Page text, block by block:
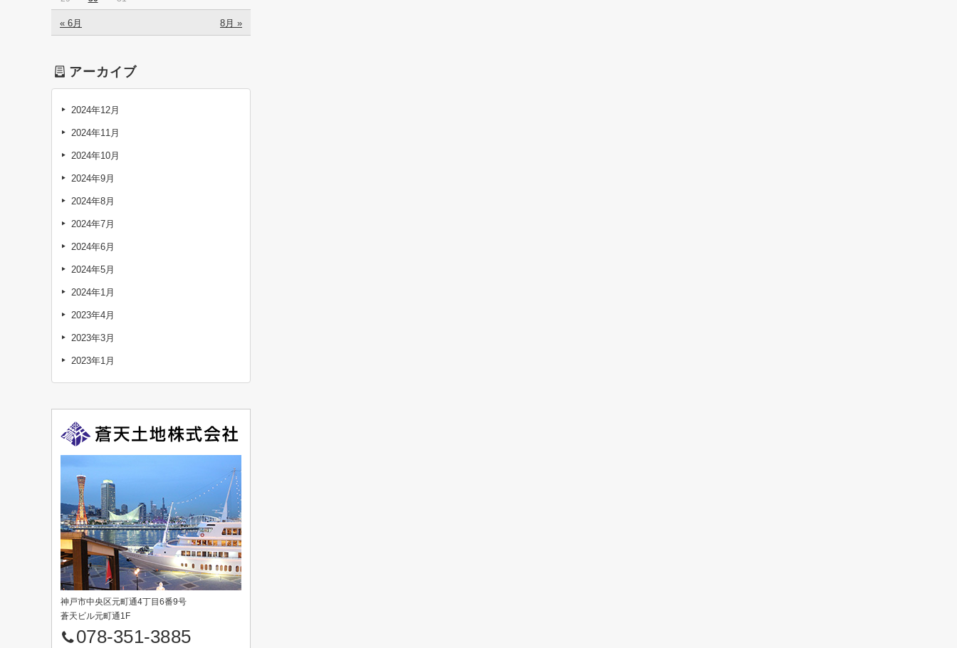
« 6月 8月 »
アーカイブ
2024年12月
2024年11月
2024年10月
2024年9月
2024年8月
2024年7月
2024年6月
2024年5月
2024年1月
2023年4月
2023年3月
2023年1月
神戸市中央区元町通4丁目6番9号
蒼天ビル元町通1F
078-351-3885